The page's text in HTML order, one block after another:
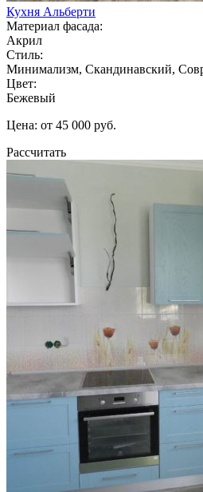
Кухня Альберти
Материал фасада:
Акрил
Стиль:
Минимализм, Скандинавский,
Цвет:
Бежевый
Цена: от 45 000 руб.
Рассчитать